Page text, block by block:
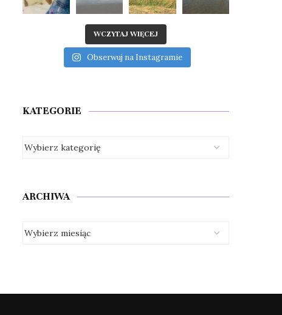
WCZYTAJ WIĘCEJ
Obserwuj na Instagramie
KATEGORIE
ARCHIWA